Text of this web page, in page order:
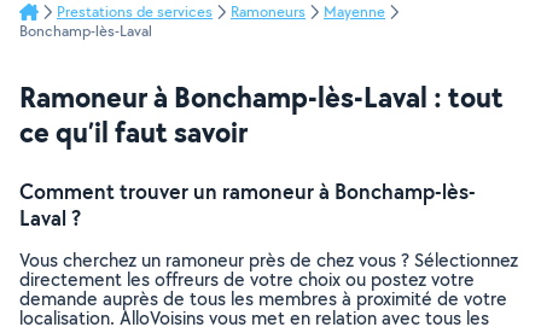
Prestations de services Ramoneurs
Mayenne
Bonchamp-lès-Laval
Ramoneur à Bonchamp-lès-Laval : tout
ce qu’il faut savoir
Comment trouver un ramoneur à Bonchamp-lès-
Laval ?
Vous cherchez un ramoneur près de chez vous ? Sélectionnez
directement les offreurs de votre choix ou postez votre
demande auprès de tous les membres à proximité de votre
localisation. AlloVoisins vous met en relation avec tous les